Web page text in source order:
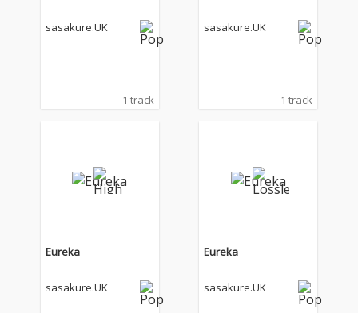
sasakure.UK
1 track
sasakure.UK
1 track
Eureka
sasakure.UK
Eureka
sasakure.UK